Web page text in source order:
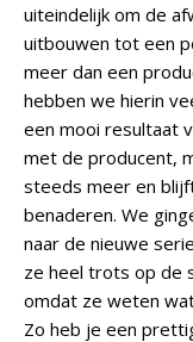
uiteindelijk om de
uitbouwen tot een
meer dan een
hebben we hierin
een mooi resultaat
met de producent,
steeds meer en
benaderen. We
naar de nieuwe
ze heel trots op de
omdat ze weten
Zo heb je een